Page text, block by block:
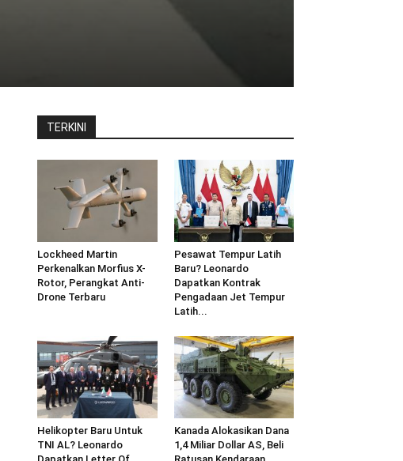
TERKINI
Lockheed Martin
Perkenalkan Morfius X-
Rotor, Perangkat Anti-
Drone Terbaru
Pesawat Tempur Latih
Baru? Leonardo
Dapatkan Kontrak
Pengadaan Jet Tempur
Latih...
Helikopter Baru Untuk
TNI AL? Leonardo
Kanada Alokasikan Dana
1,4 Miliar Dollar AS, Beli